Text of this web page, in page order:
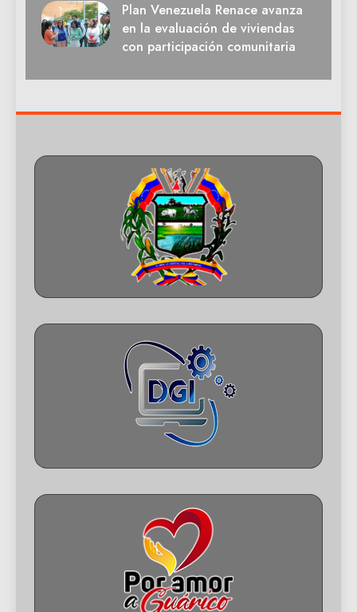
Plan Venezuela Renace avanza
en la evaluación de viviendas
con participación comunitaria